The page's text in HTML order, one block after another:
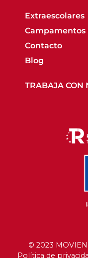
Extraescolares
Campamentos
Contacto
Blog
TRABAJA CON
© 2023
Política de